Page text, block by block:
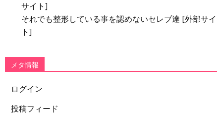
サイト]
それでも整形している事を認めないセレブ達 [外部サイ
ト]
メタ情報
ログイン
投稿フィード